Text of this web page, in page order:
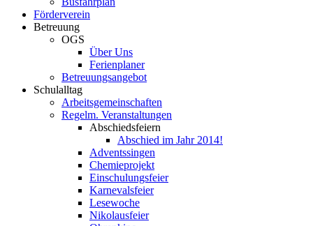
Förderverein
Betreuung
OGS
Über Uns
Ferienplaner
Betreuungsangebot
Schulalltag
Arbeitsgemeinschaften
Regelm. Veranstaltungen
Abschiedsfeiern
Abschied im Jahr 2014!
Adventssingen
Chemieprojekt
Einschulungsfeier
Karnevalsfeier
Lesewoche
Nikolausfeier